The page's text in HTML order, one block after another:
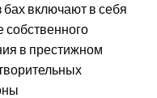
включают в себя
собственного
в престижном